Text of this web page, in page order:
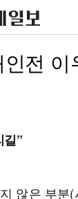
전 이
길”
않은 부분